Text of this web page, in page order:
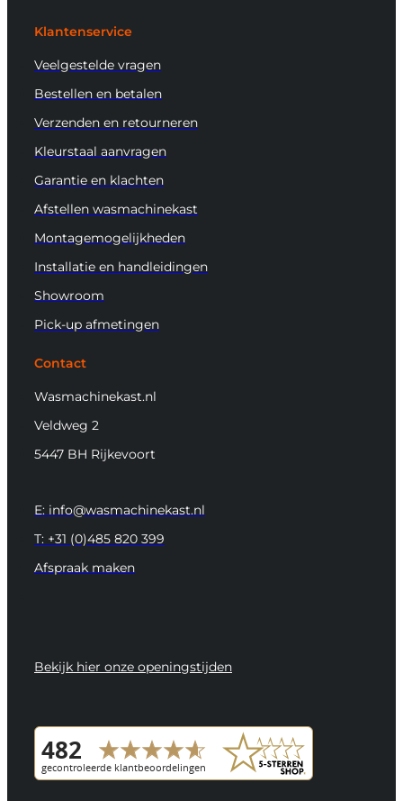
Klantenservice
Veelgestelde vragen
Bestellen en betalen
Verzenden en retourneren
Kleurstaal aanvragen
Garantie en klachten
Afstellen wasmachinekast
Montagemogelijkheden
Installatie en handleidingen
Showroom
Pick-up afmetingen
Contact
Wasmachinekast.nl
Veldweg 2
5447 BH Rijkevoort
E: info@wasmachinekast.nl
T: +31 (0)485 820 399
Afspraak maken
Bekijk hier onze openingstijden